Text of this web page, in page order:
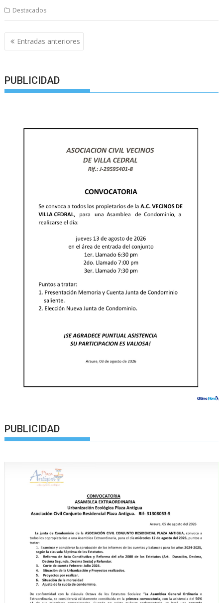
Destacados
Navegación
de
Entradas anteriores
PUBLICIDAD
PUBLICIDAD